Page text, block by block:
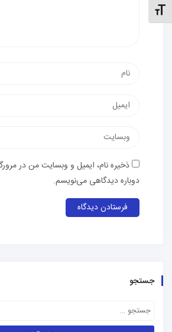
تنظیم اندازهٔ فونت
پست
وب‌سایت
ذخیره نام، ایمیل و وبسایت من در
دوباره دیدگاهی می‌نویسم.
جستجو